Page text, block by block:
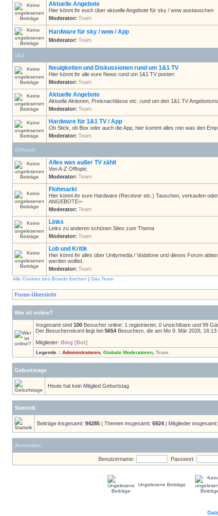
Aktuelle Angebote
Hier könnt ihr euch über aktuelle Angebote für sky / wow austauschen
Moderator: Team
Hardware für sky / wow / App
Moderator: Team
1&1
Neuigkeiten und Diskussionen rund um 1&1 TV
Hier könnt ihr alle eure News rund um 1&1 TV posten
Moderator: Team
Aktuelle Angebote
Aktuelle Aktionen, Preisnachlässe etc. rund um den 1&1 TV
Moderator: Team
Hardware für 1&1 TV / App
Ob Stick, ob Box oder auch die App, hier kommt alles rein was den
Moderator: Team
Offtopic
Alles was außer TV zählt
Von A-Z Offtopic
Moderator: Team
Flohmarkt
Hier könnt ihr eure Hardware (Receiver etc.) Tauschen, verkaufen
ANGEBOTE=-
Moderator: Team
Links
Links zu anderen schönen Sites zum Thema
Moderator: Team
Lob und Kritik
Hier könnt ihr alles über Unitymedia / Vodafone und dieses Forum
werden wolltet.
Moderator: Team
Alle Cookies des Boards löschen | Das Team
Foren-Übersicht
Wer ist online?
Insgesamt sind 100 Besucher online: 1 registrierter, 0 unsichtbare und 99
Der Besucherrekord liegt bei 5654 Besuchern, die am Mo 9. Mär 2026,
Mitglieder: Bing [Bot]
Legende :: Administratoren Globale Moderatoren Team
Geburtstage
Heute hat kein Mitglied Geburtstag
Statistik
Beiträge insgesamt: 94285 | Themen insgesamt: 6924 | Mitglieder
Anmelden
Benutzername: Passwort:
Ungelesene Beiträge